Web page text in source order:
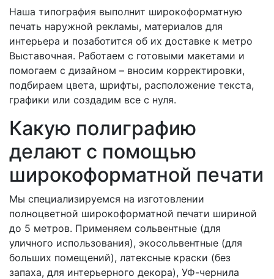
Наша типография выполнит широкоформатную
печать наружной рекламы, материалов для
интерьера и позаботится об их доставке к метро
Выставочная. Работаем с готовыми макетами и
помогаем с дизайном – вносим корректировки,
подбираем цвета, шрифты, расположение текста,
графики или создадим все с нуля.
Какую полиграфию
делают с помощью
широкоформатной печати
Мы специализируемся на изготовлении
полноцветной широкоформатной печати шириной
до 5 метров. Применяем сольвентные (для
уличного использования), экосольвентные (для
больших помещений), латексные краски (без
запаха, для интерьерного декора), УФ-чернила